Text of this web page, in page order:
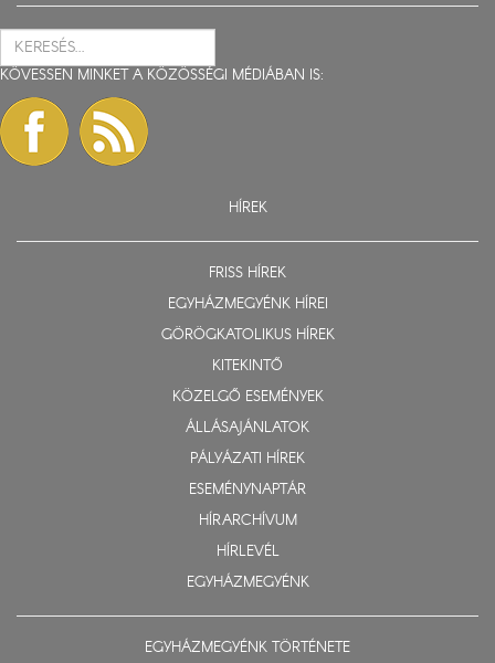
KÖVESSEN MINKET A KÖZÖSSÉGI MÉDIÁBAN IS:
HÍREK
FRISS HÍREK
EGYHÁZMEGYÉNK HÍREI
GÖRÖGKATOLIKUS HÍREK
KITEKINTŐ
KÖZELGŐ ESEMÉNYEK
ÁLLÁSAJÁNLATOK
PÁLYÁZATI HÍREK
ESEMÉNYNAPTÁR
HÍRARCHÍVUM
HÍRLEVÉL
EGYHÁZMEGYÉNK
EGYHÁZMEGYÉNK TÖRTÉNETE